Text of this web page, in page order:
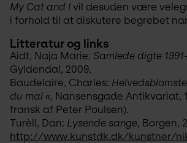
My Cat and I vil desuden være
i forhold til at diskutere begrebet
Litteratur og links
Aidt, Naja Marie:
Gyldendal, 2009.
Baudelaire, Charles:
du mal «, Nansensgade Antikvariat,
fransk af Peter Poulsen).
Turèll, Dan: Lysende sange, Borgen,
http://www.kunstdk.dk/kunstner/